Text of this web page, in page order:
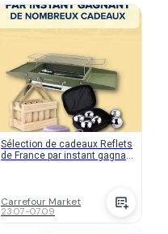
Sélection de cadeaux Reflets
de France par instant gagnant
Carrefour Market
23.07-07.09